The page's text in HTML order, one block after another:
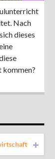
MHz
Nach
dieses
kommen?